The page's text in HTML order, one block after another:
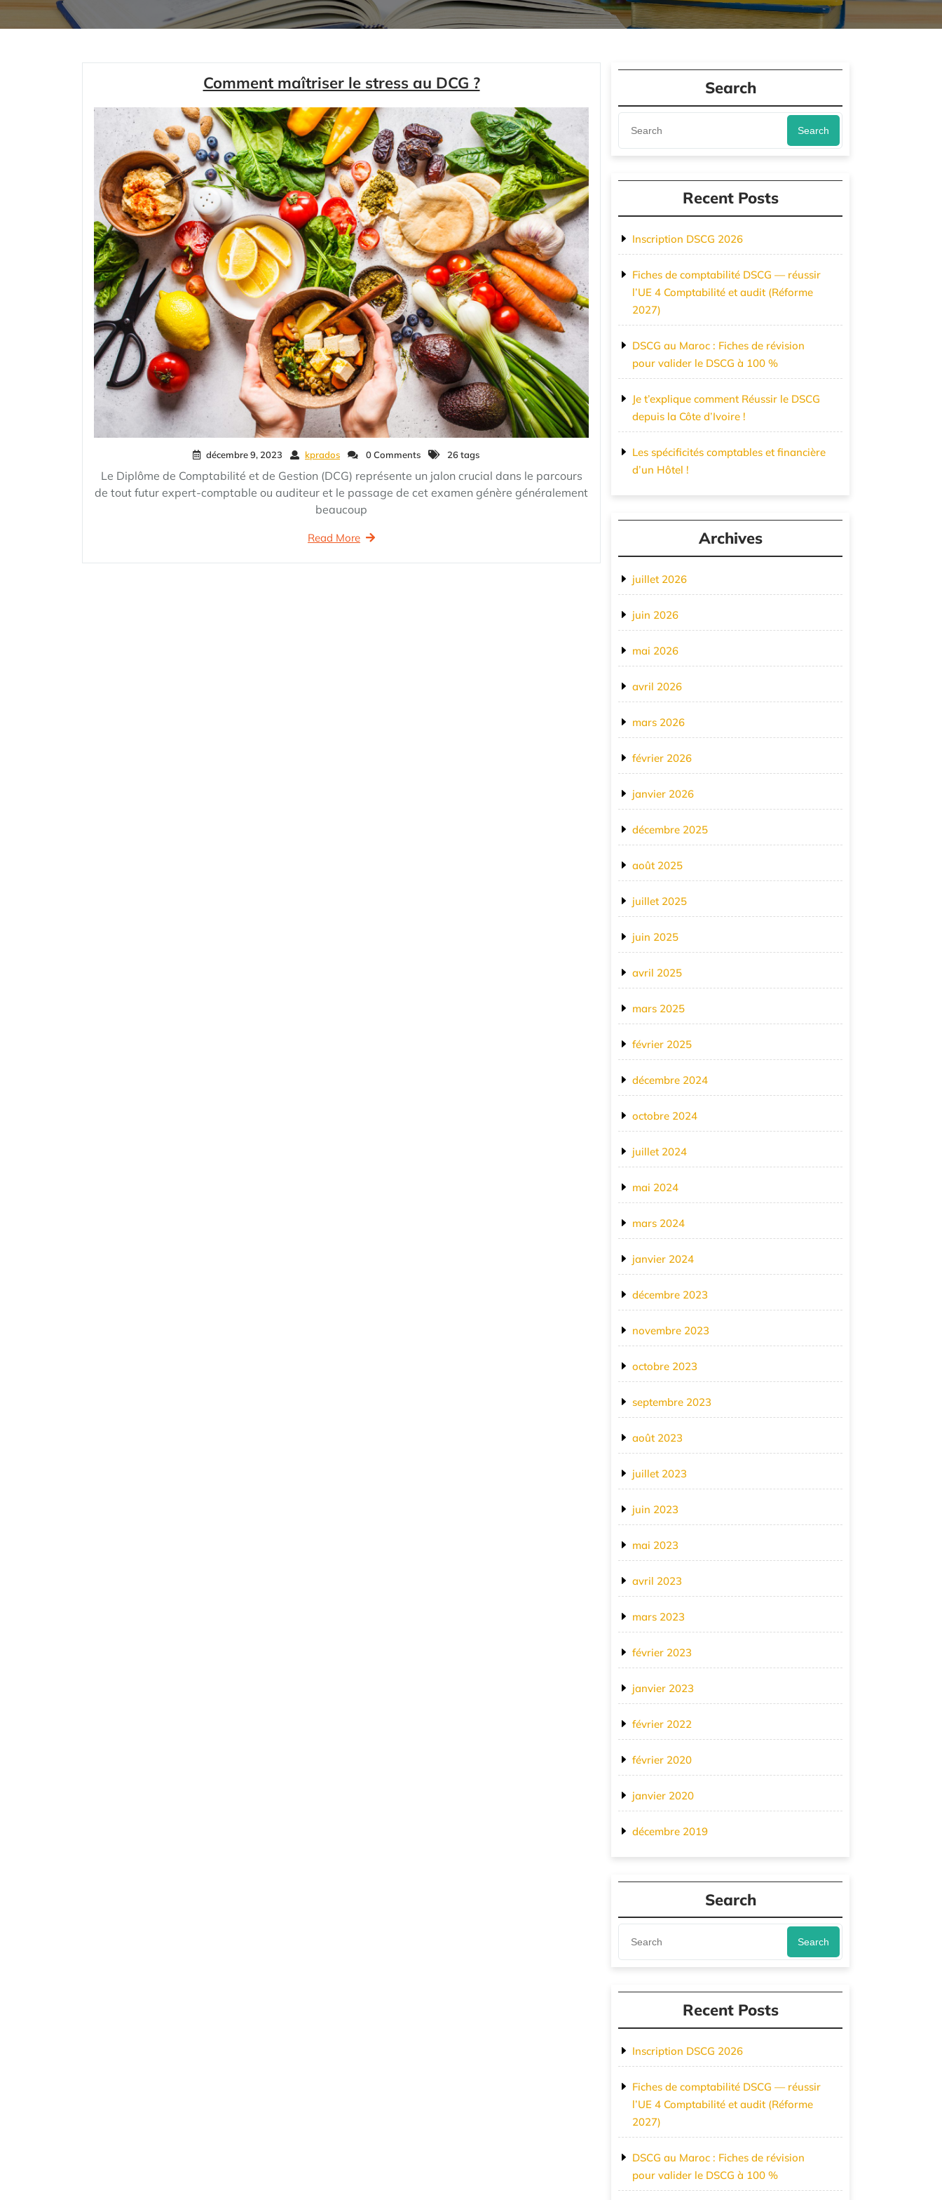
Comment maîtriser le stress au DCG ?
décembre 9, 2023 kprados 0 Comments 26 tags
Le Diplôme de Comptabilité et de Gestion (DCG) représente un jalon crucial dans le parcours
de tout futur expert-comptable ou auditeur et le passage de cet examen génère généralement
beaucoup
Read More
Search
Search
Recent Posts
Inscription DSCG 2026
Fiches de comptabilité DSCG — réussir
l’UE 4 Comptabilité et audit (Réforme
2027)
DSCG au Maroc : Fiches de révision
pour valider le DSCG à 100 %
Je t’explique comment Réussir le DSCG
depuis la Côte d’Ivoire !
Les spécificités comptables et financière
d’un Hôtel !
Archives
juillet 2026
juin 2026
mai 2026
avril 2026
mars 2026
février 2026
janvier 2026
décembre 2025
août 2025
juillet 2025
juin 2025
avril 2025
mars 2025
février 2025
décembre 2024
octobre 2024
juillet 2024
mai 2024
mars 2024
janvier 2024
décembre 2023
novembre 2023
octobre 2023
septembre 2023
août 2023
juillet 2023
juin 2023
mai 2023
avril 2023
mars 2023
février 2023
janvier 2023
février 2022
février 2020
janvier 2020
décembre 2019
Search
Search
Recent Posts
Inscription DSCG 2026
Fiches de comptabilité DSCG — réussir
l’UE 4 Comptabilité et audit (Réforme
2027)
DSCG au Maroc : Fiches de révision
pour valider le DSCG à 100 %